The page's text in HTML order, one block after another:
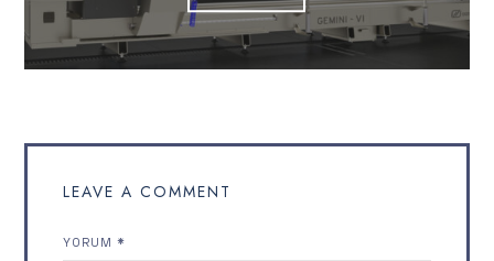
LEAVE A COMMENT
YORUM*